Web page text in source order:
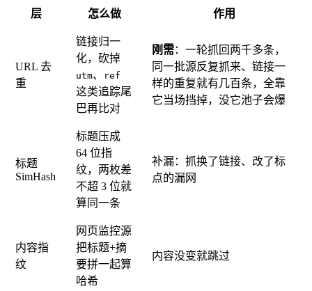
层 怎么做 作用
URL 去
重
链接归一
化，砍掉
utm、 ref
这类追踪尾
巴再比对
刚需：一轮抓回两千多条，
同一批源反复抓来、链接一
样的重复就有几百条，全靠
它当场挡掉，没它池子会爆
标题
SimHash
标题压成
64 位指
纹，两枚差
不超 3 位就
算同一条
补漏：抓换了链接、改了标
点的漏网
内容指
纹
网页监控源
把标题+摘
要拼一起算
哈希
内容没变就跳过